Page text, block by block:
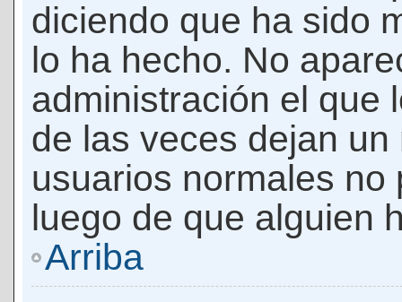
diciendo que ha sido
lo ha hecho. No
administración el que
de las veces dejan
usuarios normales
luego de que alguien
Arriba